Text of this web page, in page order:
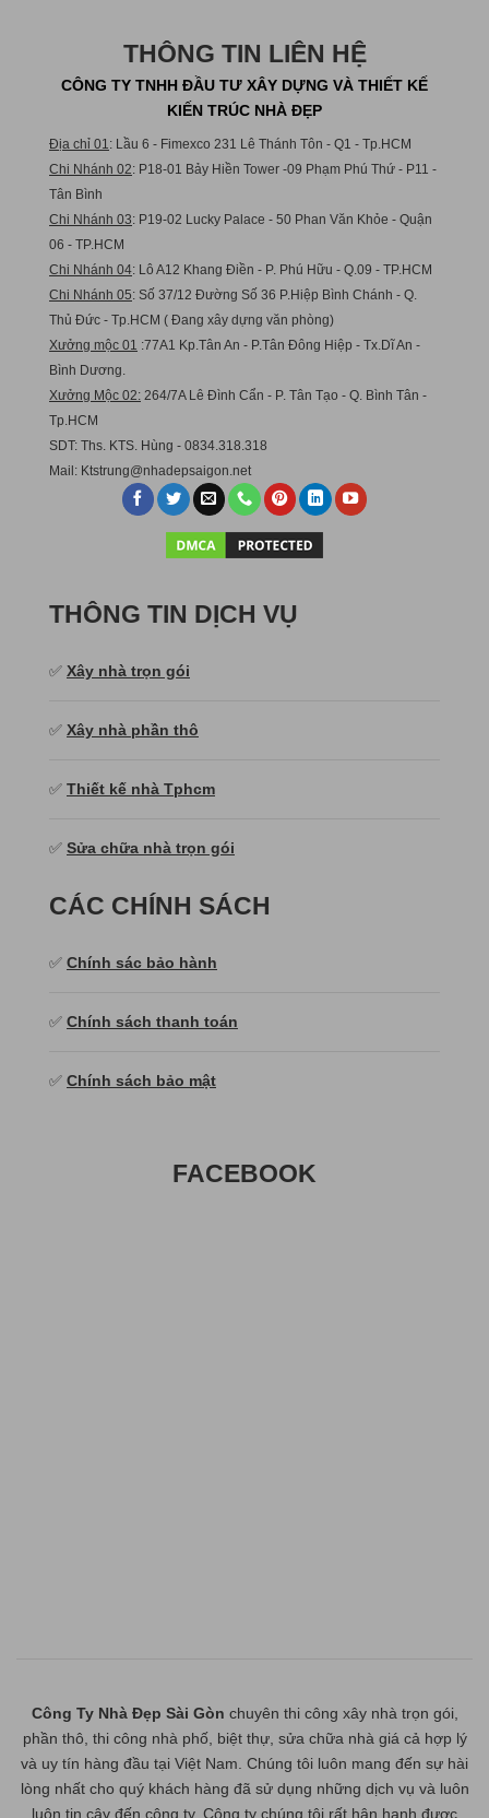
THÔNG TIN LIÊN HỆ
CÔNG TY TNHH ĐẦU TƯ XÂY DỰNG VÀ THIẾT KẾ
KIẾN TRÚC NHÀ ĐẸP
Địa chỉ 01 : Lầu 6 - Fimexco 231 Lê Thánh Tôn - Q1 - Tp.HCM
Chi Nhánh 02: P18-01 Bảy Hiền Tower -09 Phạm Phú Thứ - P11 -
Tân Bình
Chi Nhánh 03: P19-02 Lucky Palace - 50 Phan Văn Khỏe - Quận
06 - TP.HCM
Chi Nhánh 04: Lô A12 Khang Điền - P. Phú Hữu - Q.09 - TP.HCM
Chi Nhánh 05: Số 37/12 Đường Số 36 P.Hiệp Bình Chánh - Q.
Thủ Đức - Tp.HCM ( Đang xây dựng văn phòng)
Xưởng mộc 01
:77A1 Kp.Tân An - P.Tân Đông Hiệp - Tx.Dĩ An -
Bình Dương.
Xưởng Mộc 02: 264/7A Lê Đình Cẩn - P. Tân Tạo - Q. Bình Tân -
Tp.HCM
SDT: Ths. KTS. Hùng - 0834.318.318
Mail: Ktstrung@nhadepsaigon.net
THÔNG TIN DỊCH VỤ
✅ Xây nhà trọn gói
✅ Xây nhà phần thô
✅ Thiết kế nhà Tphcm
✅ Sửa chữa nhà trọn gói
CÁC CHÍNH SÁCH
✅ Chính sác bảo hành
✅ Chính sách thanh toán
✅ Chính sách bảo mật
FACEBOOK
Công Ty Nhà Đẹp Sài Gòn chuyên thi công xây nhà trọn gói,
phần thô, thi công nhà phố, biệt thự, sửa chữa nhà giá cả hợp lý
và uy tín hàng đầu tại Việt Nam. Chúng tôi luôn mang đến sự hài
lòng nhất cho quý khách hàng đã sử dụng những dịch vụ và luôn
luôn tin cậy đến công ty. Công ty chúng tôi rất hân hạnh được